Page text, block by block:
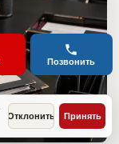
Отклонить Принять
Позвонить